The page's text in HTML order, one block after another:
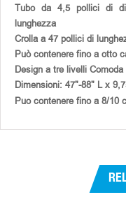
Tubo da 4,5 pollici di
lunghezza
Crolla a 47 pollici di
Può contenere fino a otto
Design a tre livelli
Dimensioni: 47"-88" L x
Puo contenere fino a 8/10